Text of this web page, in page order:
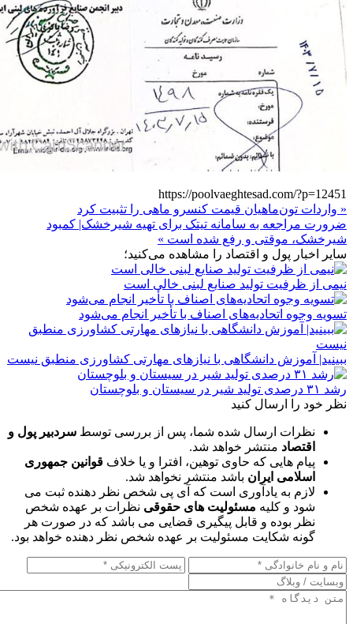
https://poolvaeghtesad.com/?p=12451
« واردات تون‌ماهیان قیمت کنسرو ماهی را تثبیت کرد
ضرورت مراجعه به سامانه تیتک برای تهیه شیرخشک| کمبود
شیرخشک، موقتی و رفع شده است »
سایر اخبار پول و اقتصاد را مشاهده می‌کنید؛
نیمی از ظرفیت تولید صنایع لبنی خالی است
تسویه وجوه اتحادیه‌های اصناف با تأخیر انجام می‌شود
ببینید| آموزش دانشگاهی با نیازهای مهارتی کشاورزی منطبق نیست
رشد ۳۱ درصدی تولید شیر در سیستان و بلوچستان
نظر خود را ارسال کنید
نظرات ارسال شده شما، پس از بررسی توسط سردبیر پول و
اقتصاد منتشر خواهد شد.
پیام هایی که حاوی توهین، افترا و یا خلاف قوانین جمهوری
اسلامی ایران باشد منتشر نخواهد شد.
لازم به یادآوری است که آی پی شخص نظر دهنده ثبت می
شود و کلیه مسئولیت های حقوقی نظرات بر عهده شخص
نظر بوده و قابل پیگیری قضایی می باشد که در صورت هر
گونه شکایت مسئولیت بر عهده شخص نظر دهنده خواهد بود.